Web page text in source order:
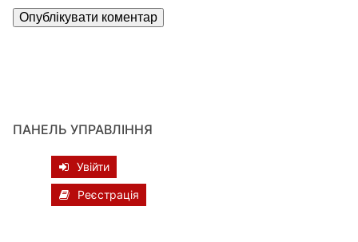
ПАНЕЛЬ УПРАВЛІННЯ
Увійти
Реєстрація